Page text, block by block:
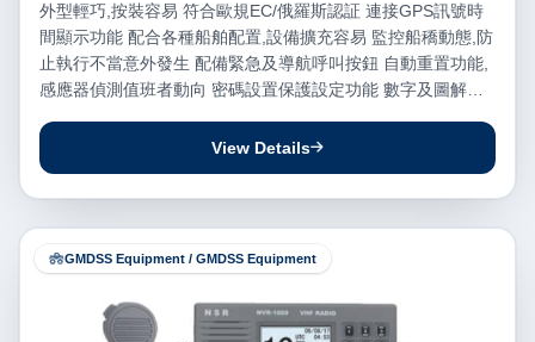
外型輕巧,按裝容易 符合歐規EC/俄羅斯認証 連接GPS訊號時
間顯示功能 配合各種船舶配置,設備擴充容易 監控船穚動態,防
止執行不當意外發生 配備緊急及導航呼叫按鈕 自動重置功能,
感應器偵測值班者動向 密碼設置保護設定功能 數字及圖解顯
View Details
GMDSS Equipment / GMDSS Equipment